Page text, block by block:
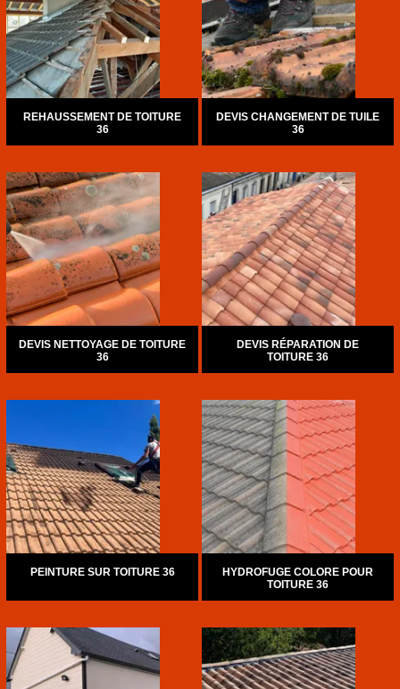
REHAUSSEMENT DE TOITURE
36
DEVIS CHANGEMENT DE TUILE
36
DEVIS NETTOYAGE DE TOITURE
36
DEVIS RÉPARATION DE
TOITURE 36
PEINTURE SUR TOITURE 36
HYDROFUGE COLORE POUR
TOITURE 36